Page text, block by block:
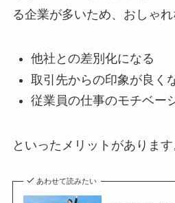
る企業が多いため、おしゃ
他社との差別化になる
取引先からの印象が良く
従業員の仕事のモチベー
といったメリットがあります
あわせて読みたい